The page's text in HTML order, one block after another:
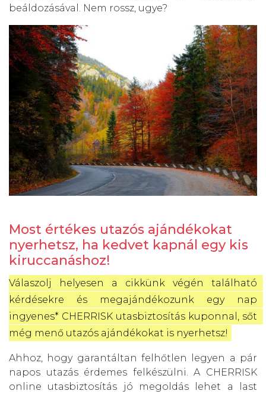
beáldozásával. Nem rossz, ugye?
Most értékes utazós ajándékokat
nyerhetsz, ha kedvet kapnál egy kis
kiruccanáshoz!
Válaszolj helyesen a cikkünk végén található
kérdésekre és megajándékozunk egy nap
ingyenes* CHERRISK utasbiztosítás kuponnal, sőt
még menő utazós ajándékokat is nyerhetsz!
Ahhoz, hogy garantáltan felhőtlen legyen a pár
napos utazás érdemes felkészülni. A CHERRISK
online utasbiztosítás jó megoldás lehet a last